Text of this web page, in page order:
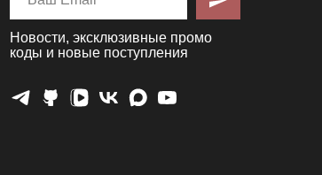
Новости, эксклюзивные промо
коды и новые поступления